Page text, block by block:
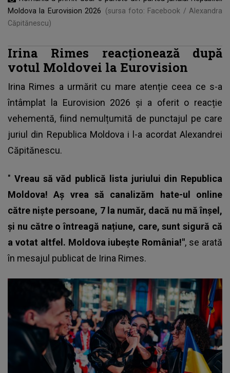
Moldova la Eurovision 2026
(sursa foto: Facebook / Alexandra
Căpitănescu)
Irina Rimes reacționează după
votul Moldovei la Eurovision
Irina Rimes a urmărit cu mare atenție ceea ce s-a
întâmplat la Eurovision 2026 și a oferit o reacție
vehementă, fiind nemulțumită de punctajul pe care
juriul din Republica Moldova i l-a acordat Alexandrei
Căpitănescu.
" Vreau să văd publică lista juriului din Republica
Moldova! Aș vrea să canalizăm hate-ul online
către niște persoane, 7 la număr, dacă nu mă înșel,
și nu către o întreagă națiune, care, sunt sigură că
a votat altfel. Moldova iubește România!", se arată
în mesajul publicat de Irina Rimes.